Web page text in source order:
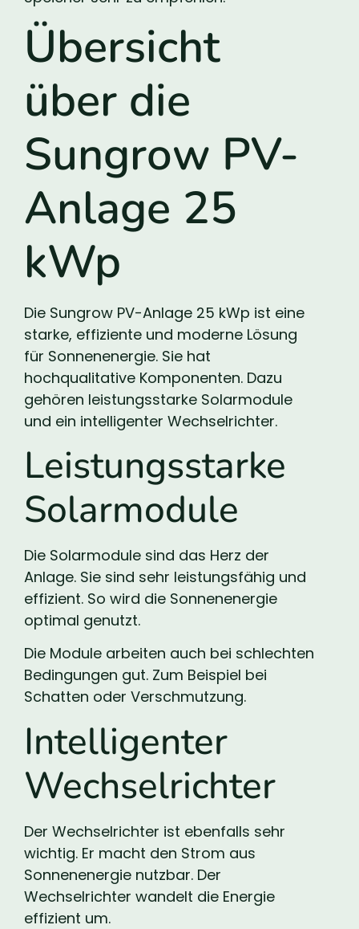
Übersicht
über die
Sungrow PV-
Anlage 25
kWp
Die Sungrow PV-Anlage 25 kWp ist eine
starke, effiziente und moderne Lösung
für Sonnenenergie. Sie hat
hochqualitative Komponenten. Dazu
gehören leistungsstarke Solarmodule
und ein intelligenter Wechselrichter.
Leistungsstarke
Solarmodule
Die Solarmodule sind das Herz der
Anlage. Sie sind sehr leistungsfähig und
effizient. So wird die Sonnenenergie
optimal genutzt.
Die Module arbeiten auch bei schlechten
Bedingungen gut. Zum Beispiel bei
Schatten oder Verschmutzung.
Intelligenter
Wechselrichter
Der Wechselrichter ist ebenfalls sehr
wichtig. Er macht den Strom aus
Sonnenenergie nutzbar. Der
Wechselrichter wandelt die Energie
effizient um.